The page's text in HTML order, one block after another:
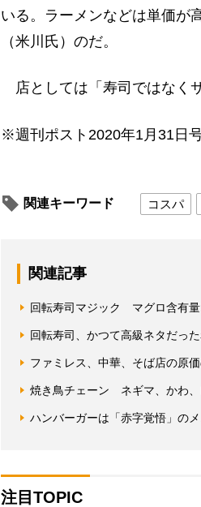
いる。ラーメンなどは単価が
（米川氏）のだ。
店としては「寿司ではなく
※週刊ポスト2020年1月31日
関連キーワード コスパ
関連記事
回転寿司マジック マグロ含有
回転寿司、かつて高級ネタだっ
ファミレス、中華、そば店の原
焼き鳥チェーン ネギマ、かわ
ハンバーガーは「赤字覚悟」の
注目TOPIC